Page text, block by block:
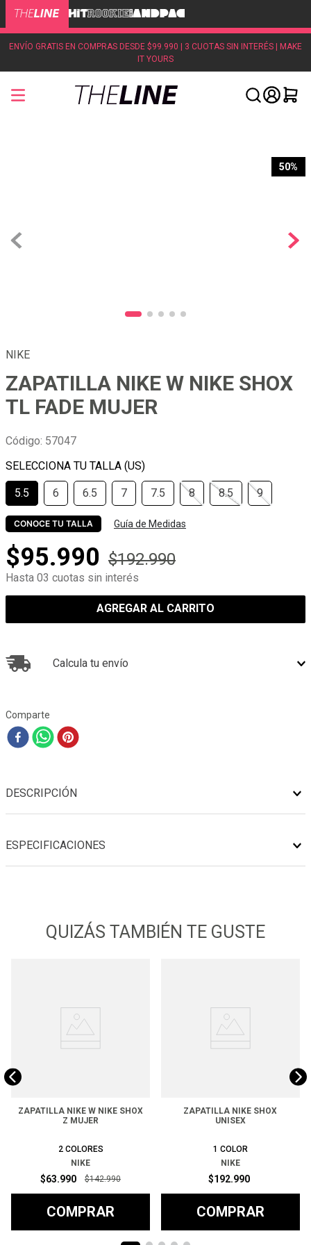
ENVÍO GRATIS EN COMPRAS DESDE $99.990 | 3 CUOTAS SIN INTERÉS | MAKE
IT YOURS
50%
NIKE
ZAPATILLA NIKE W NIKE SHOX
TL FADE MUJER
Código: 57047
5.5 6 6.5 7 7.5 8 8.5 9
CONOCE TU TALLA Guía de Medidas
$95.990 $192.990
Hasta 03 cuotas sin interés
AGREGAR AL CARRITO
Calcula tu envío
Comparte
DESCRIPCIÓN
ESPECIFICACIONES
QUIZÁS TAMBIÉN TE GUSTE
ZAPATILLA NIKE W NIKE SHOX
Z MUJER
2 COLORES
NIKE
$63.990 $142.990
COMPRAR
ZAPATILLA NIKE SHOX
UNISEX
1 COLOR
NIKE
$192.990
COMPRAR